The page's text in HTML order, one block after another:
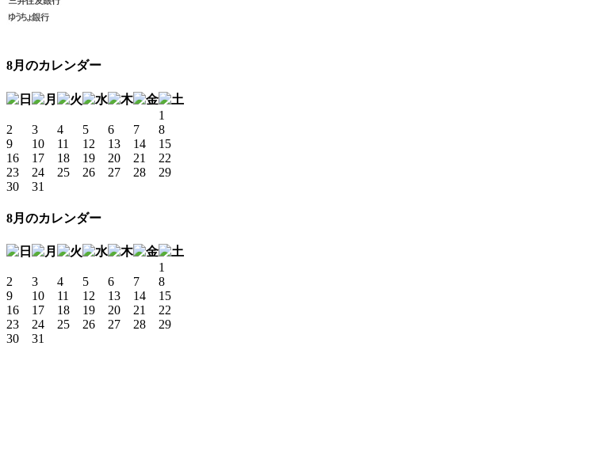
8月のカレンダー
1
2
3 4 5 6 7
8
9
10 11 12 13 14
15
16
17 18 19 20 21
22
23
24 25 26 27 28
29
30
31
8月のカレンダー
1
2
3 4 5 6 7
8
9
10 11 12 13 14
15
16
17 18 19 20 21
22
23
24 25 26 27 28
29
30
31